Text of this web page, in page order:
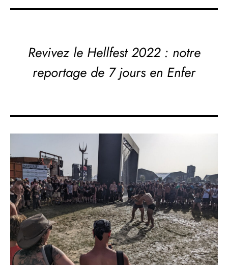
Revivez le Hellfest 2022 : notre
reportage de 7 jours en Enfer